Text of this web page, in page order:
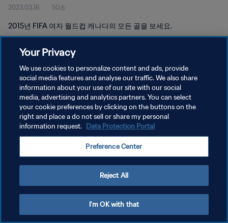
2023.03.16 50초
2015년 FIFA 여자 월드컵 캐나다의 모든 골을 보세요.
개인정보 보호정책
서비스 약관
쿠키 기본 설정 관리
Your Privacy
We use cookies to personalize content and ads, provide
social media features and analyse our traffic. We also share
information about your use of our site with our social
media, advertising and analytics partners. You can select
your cookie preferences by clicking on the buttons on the
right and place a do not sell or share my personal
information request. Data Protection Portal
Preference Center
Reject All
I'm OK with that